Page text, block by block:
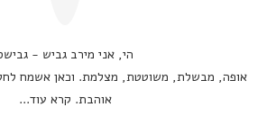
הי, אני מירב גביש -
אופה, מבשלת, משוטטת, מצלמת. וכאן אשמח
אוהבת. קרא עוד...